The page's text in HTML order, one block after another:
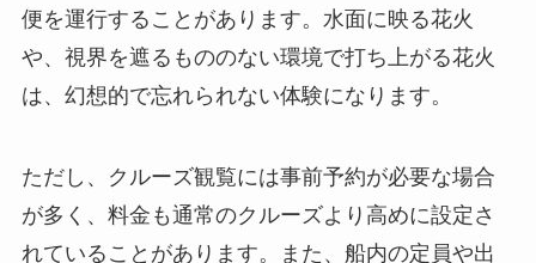
便を運行することがあります。水面に映る花火
や、視界を遮るもののない環境で打ち上がる花火
は、幻想的で忘れられない体験になります。
ただし、クルーズ観覧には事前予約が必要な場合
が多く、料金も通常のクルーズより高めに設定さ
れていることがあります。また、船内の定員や出